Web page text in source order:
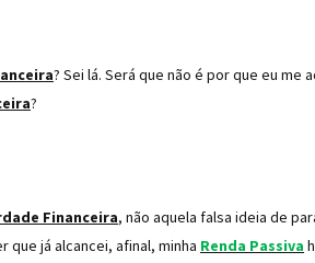
? Sei lá. Será que não é por que eu me
?
Financeira, não aquela falsa ideia de
que já alcancei, afinal, minha Renda Passiva